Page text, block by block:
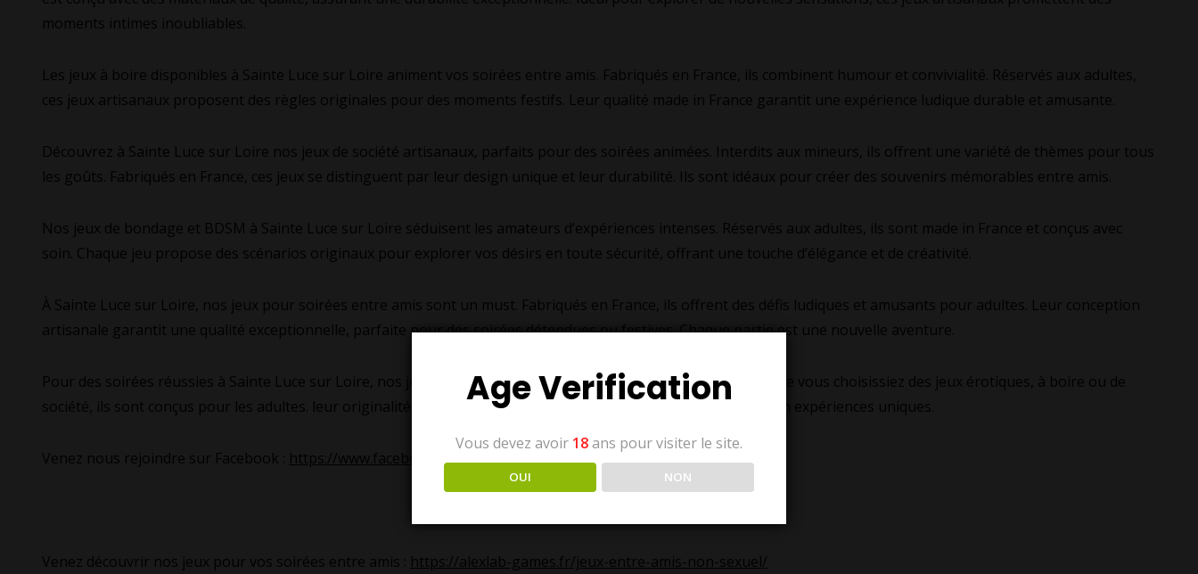
moments intimes inoubliables.
Les jeux à boire disponibles à Sainte Luce sur Loire animent vos soirées entre amis. Fabriqués en France, ils combinent humour et convivialité. Réservés aux adultes,
ces jeux artisanaux proposent des règles originales pour des moments festifs. Leur qualité made in France garantit une expérience ludique durable et amusante.
Découvrez à Sainte Luce sur Loire nos jeux de société artisanaux, parfaits pour des soirées animées. Interdits aux mineurs, ils offrent une variété de thèmes pour tous
les goûts. Fabriqués en France, ces jeux se distinguent par leur design unique et leur durabilité. Ils sont idéaux pour créer des souvenirs mémorables entre amis.
Nos jeux de bondage et BDSM à Sainte Luce sur Loire séduisent les amateurs d’expériences intenses. Réservés aux adultes, ils sont made in France et conçus avec
soin. Chaque jeu propose des scénarios originaux pour explorer vos désirs en toute sécurité, offrant une touche d’élégance et de créativité.
À Sainte Luce sur Loire, nos jeux pour soirées entre amis sont un must. Fabriqués en France, ils offrent des défis ludiques et amusants pour adultes. Leur conception
artisanale garantit une qualité exceptionnelle, parfaite pour des soirées détendues ou festives. Chaque partie est une nouvelle aventure.
Pour des soirées réussies à Sainte Luce sur Loire, nos jeux artisanaux made in France sont incontournables. Que vous choisissiez des jeux érotiques, à boire ou de
société, ils sont conçus pour les adultes. leur originalité et leur qualité transforment vos moments entre amis en expériences uniques.
Venez nous rejoindre sur Facebook : https://www.facebook.com/groups/1997054427421544
Venez découvrir nos jeux pour vos soirées entre amis : https://alexlab-games.fr/jeux-entre-amis-non-sexuel/
Age Verification
Vous devez avoir 18ans pour visiter le site.
OUI NON